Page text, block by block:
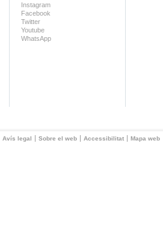
Instagram
Facebook
Twitter
Youtube
WhatsApp
Avís legal Sobre el web Accessibilitat Mapa web